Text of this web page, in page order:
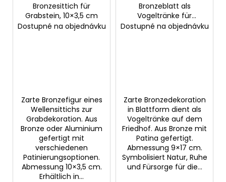
Bronzesittich für
Grabstein, 10×3,5 cm
Dostupné na objednávku
Zarte Bronzefigur eines
Wellensittichs zur
Grabdekoration. Aus
Bronze oder Aluminium
gefertigt mit
verschiedenen
Patinierungsoptionen.
Abmessung 10×3,5 cm.
Erhältlich in...
Bronzeblatt als
Vogeltränke für
Grabstein, 9×17 cm
Dostupné na objednávku
Zarte Bronzedekoration
in Blattform dient als
Vogeltränke auf dem
Friedhof. Aus Bronze mit
Patina gefertigt.
Abmessung 9×17 cm.
Symbolisiert Natur, Ruhe
und Fürsorge für die...